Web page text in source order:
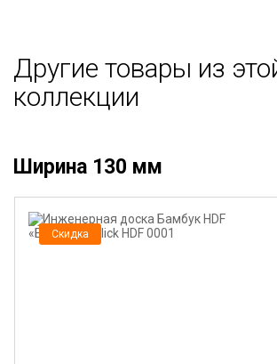
Другие товары из
коллекции
Ширина 130 мм
Скидка